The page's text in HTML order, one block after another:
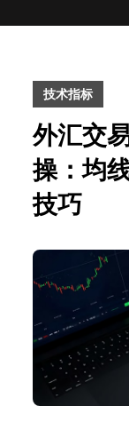
技术指标
外汇交
操：均
技巧